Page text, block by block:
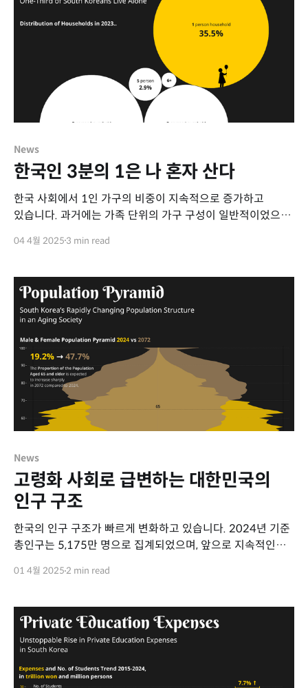
News
한국인 3분의 1은 나 혼자 산다
한국 사회에서 1인 가구의 비중이 지속적으로 증가하고
있습니다. 과거에는 가족 단위의 가구 구성이 일반적이었으나,
빠르게 늘어나고 있습니다. 이러한 변화는 소비 패턴, 주거
04 4월 2025 3 min read
News
고령화 사회로 급변하는 대한민국의
인구 구조
한국의 인구 구조가 빠르게 변화하고 있습니다. 2024년 기준
총인구는 5,175만 명으로 집계되었으며, 앞으로 지속적인
노동시장, 복지 정책 등에 큰 영향을 미칠 것으로 보입니다.
01 4월 20252 min read